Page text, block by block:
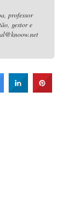
professor
gestor e